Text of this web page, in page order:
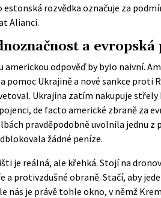
rozvědka označuje za
Alianci.
a
odpověď by bylo naivní.
pomoc Ukrajině a nové sankce proti
Ukrajina zatím nakupuje
de facto americké zbraně za
pravděpodobně uvolnila jednu
žádné peníze.
je reálná, ale křehká. Stojí na
a protivzdušné obraně. Stačí, aby
nás je právě tohle okno, v němž